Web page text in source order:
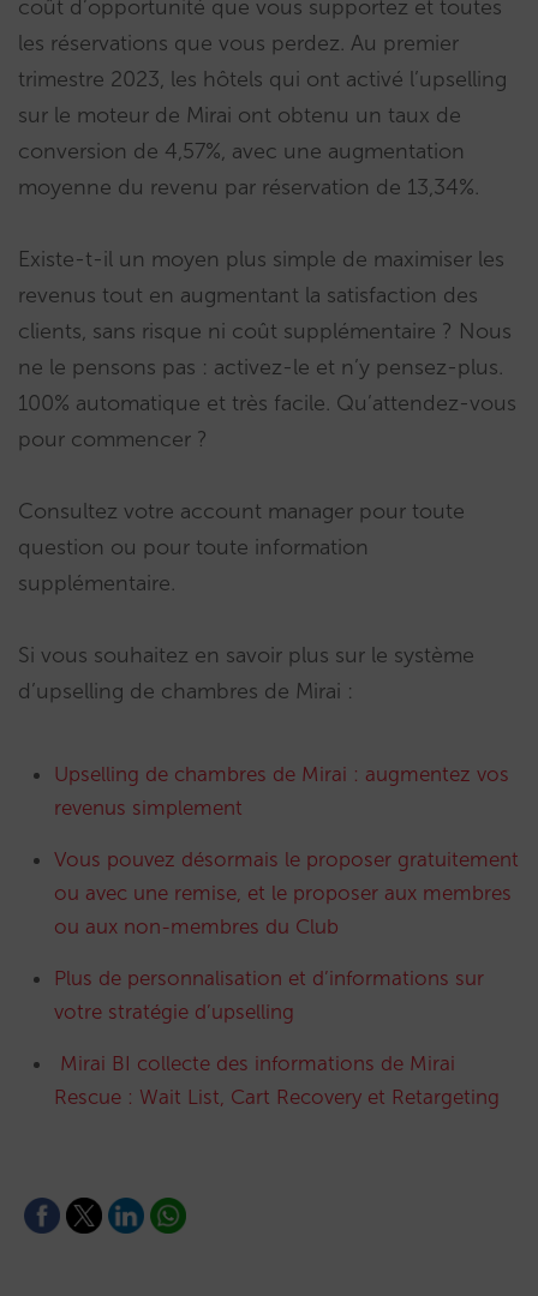
coût d’opportunité que vous supportez et toutes
les réservations que vous perdez. Au premier
trimestre 2023, les hôtels qui ont activé l’upselling
sur le moteur de Mirai ont obtenu un taux de
conversion de 4,57%, avec une augmentation
moyenne du revenu par réservation de 13,34%.
Existe-t-il un moyen plus simple de maximiser les
revenus tout en augmentant la satisfaction des
clients, sans risque ni coût supplémentaire ? Nous
ne le pensons pas : activez-le et n’y pensez-plus.
100% automatique et très facile. Qu’attendez-vous
pour commencer ?
Consultez votre account manager pour toute
question ou pour toute information
supplémentaire.
Si vous souhaitez en savoir plus sur le système
d’upselling de chambres de Mirai :
Upselling de chambres de Mirai : augmentez vos
revenus simplement
Vous pouvez désormais le proposer gratuitement
ou avec une remise, et le proposer aux membres
ou aux non-membres du Club
Plus de personnalisation et d’informations sur
votre stratégie d’upselling
Mirai BI collecte des informations de Mirai
Rescue : Wait List, Cart Recovery et Retargeting